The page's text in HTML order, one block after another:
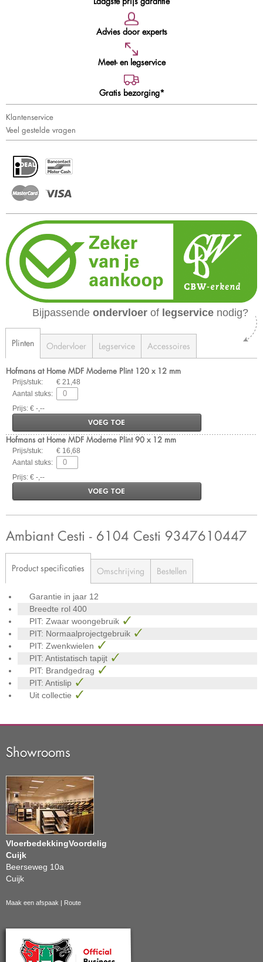
Advies door experts
Meet- en legservice
Gratis bezorging*
Klantenservice
Veel gestelde vragen
Bijpassende ondervloer of legservice nodig?
Plinten Ondervloer Legservice Accessoires
Hofmans at Home MDF Moderne Plint 120 x 12 mm
Prijs/stuk:
€ 21,48
Aantal stuks:
Prijs: € -,--
VOEG TOE
Hofmans at Home MDF Moderne Plint 90 x 12 mm
Prijs/stuk:
€ 16,68
Aantal stuks:
Prijs: € -,--
VOEG TOE
Ambiant Cesti - 6104 Cesti 9347610447
Product specificaties Omschrijving Bestellen
Garantie in jaar 12
Breedte rol 400
PIT: Zwaar woongebruik
PIT: Normaalprojectgebruik
PIT: Zwenkwielen
PIT: Antistatisch tapijt
PIT: Brandgedrag
PIT: Antislip
Uit collectie
Showrooms
VloerbedekkingVoordelig
Cuijk
Beerseweg 10a
Cuijk
Maak een afspaak | Route